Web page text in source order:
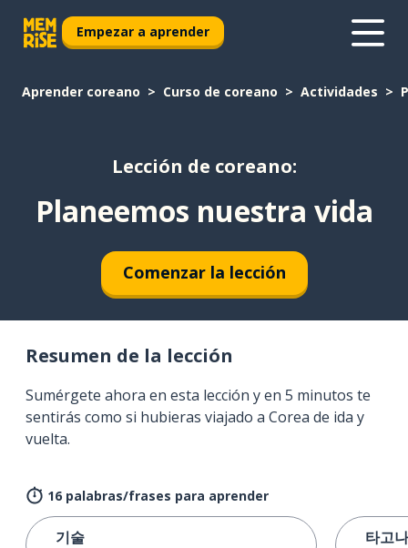
Empezar a aprender
Aprender coreano Curso de coreano Actividades
Lección de coreano:
Planeemos nuestra vida
Comenzar la lección
Resumen de la lección
Sumérgete ahora en esta lección y en 5 minutos te
sentirás como si hubieras viajado a Corea de ida y
vuelta.
16 palabras/frases para aprender
기술 타고